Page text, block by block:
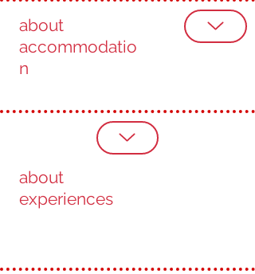
about
accommodatio
n
about
experiences